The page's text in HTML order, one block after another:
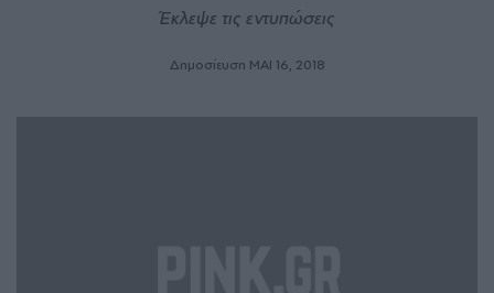
Έκλεψε τις εντυπώσεις
Δημοσίευση ΜΑΙ 16, 2018